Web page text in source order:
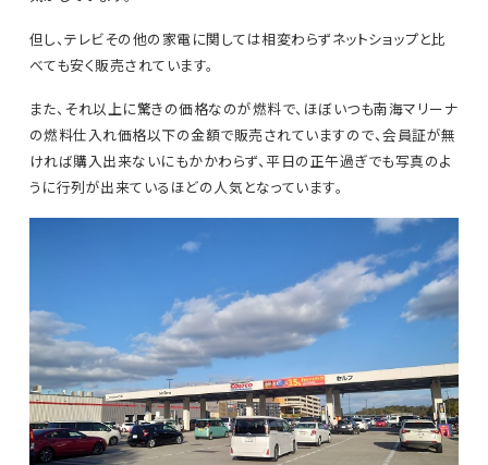
但し、テレビその他の家電に関しては相変わらずネットショップと比
べても安く販売されています。
また、それ以上に驚きの価格なのが燃料で、ほぼいつも南海マリーナ
の燃料仕入れ価格以下の金額で販売されていますので、会員証が無
ければ購入出来ないにもかかわらず、平日の正午過ぎでも写真のよ
うに行列が出来ているほどの人気となっています。